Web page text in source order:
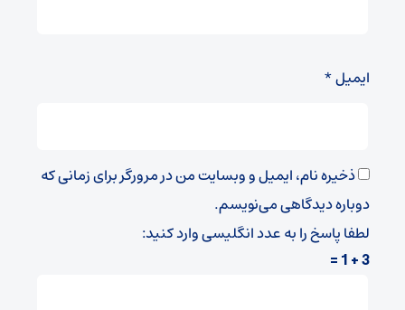
ایمیل*
ذخیره نام، ایمیل و وبسایت من در مرورگر برای زمانی که
دوباره دیدگاهی می‌نویسم.
لطفا پاسخ را به عدد انگلیسی وارد کنید:
3 + 1 =